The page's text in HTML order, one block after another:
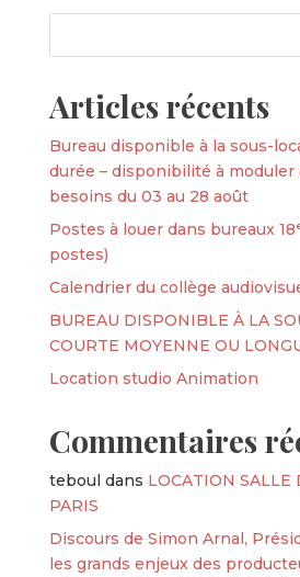
Articles récents
Bureau disponible à la sous-
durée – disponibilité à
besoins du 03 au 28 août
Postes à louer dans bureaux
postes)
Calendrier du collège
BUREAU DISPONIBLE À LA
COURTE MOYENNE OU
Location studio Animation
Commentaires
teboul dans LOCATION SALLE
PARIS
Discours de Simon Arnal,
les grands enjeux des